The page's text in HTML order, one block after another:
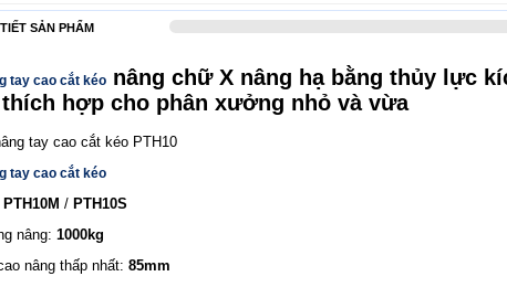
SẢN PHẨM
tay cao cắt kéo nâng chữ X nâng hạ bằng thủy lực
hợp cho phân xưởng nhỏ và vừa
tay cao cắt kéo
PTH10M / PTH10S
nâng: 1000kg
nâng thấp nhất: 85mm